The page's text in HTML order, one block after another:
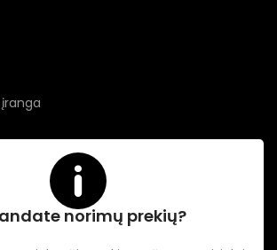
norimų prekių?